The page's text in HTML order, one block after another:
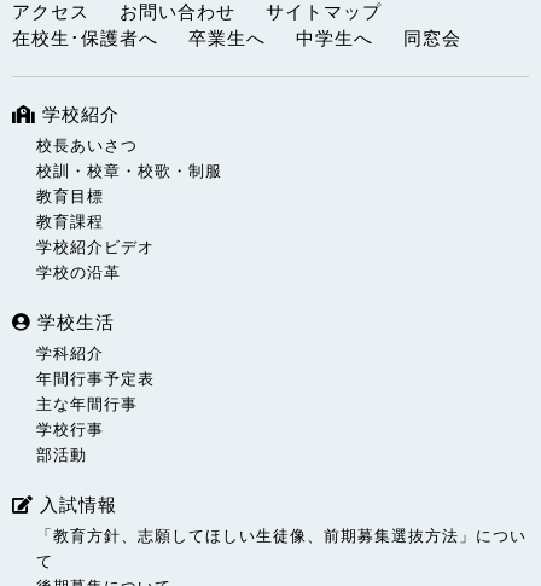
アクセス お問い合わせ
サイトマップ
在校生･保護者へ
卒業生へ 中学生へ 同窓会
学校紹介
校長あいさつ
校訓・校章・校歌・制服
教育目標
教育課程
学校紹介ビデオ
学校の沿革
学校生活
学科紹介
年間行事予定表
主な年間行事
学校行事
部活動
入試情報
「教育方針、志願してほしい生徒像、前期募集選抜方法」につい
て